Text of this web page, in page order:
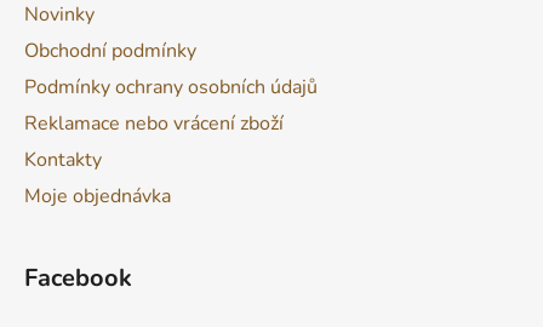
Novinky
Obchodní podmínky
Podmínky ochrany osobních údajů
Reklamace nebo vrácení zboží
Kontakty
Moje objednávka
Facebook